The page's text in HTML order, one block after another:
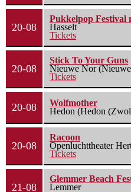
20-08
Pukkelpop Festival
Hasselt
Tickets
20-08
Stick To Your Guns
Nieuwe Nor
Tickets
20-08
Wolfmother
Hedon (Hedon
20-08
Racoon
Openluchttheater
Tickets
21-08
Glemmer Beach
Lemmer